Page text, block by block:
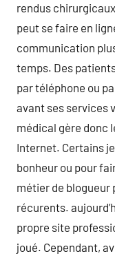
rendus
peut se faire en
communication
temps. Des
par téléphone ou
avant ses services
médical gère donc
Internet. Certains
bonheur ou pour
métier de blogueur
récurents.
propre site
joué. Cependant,